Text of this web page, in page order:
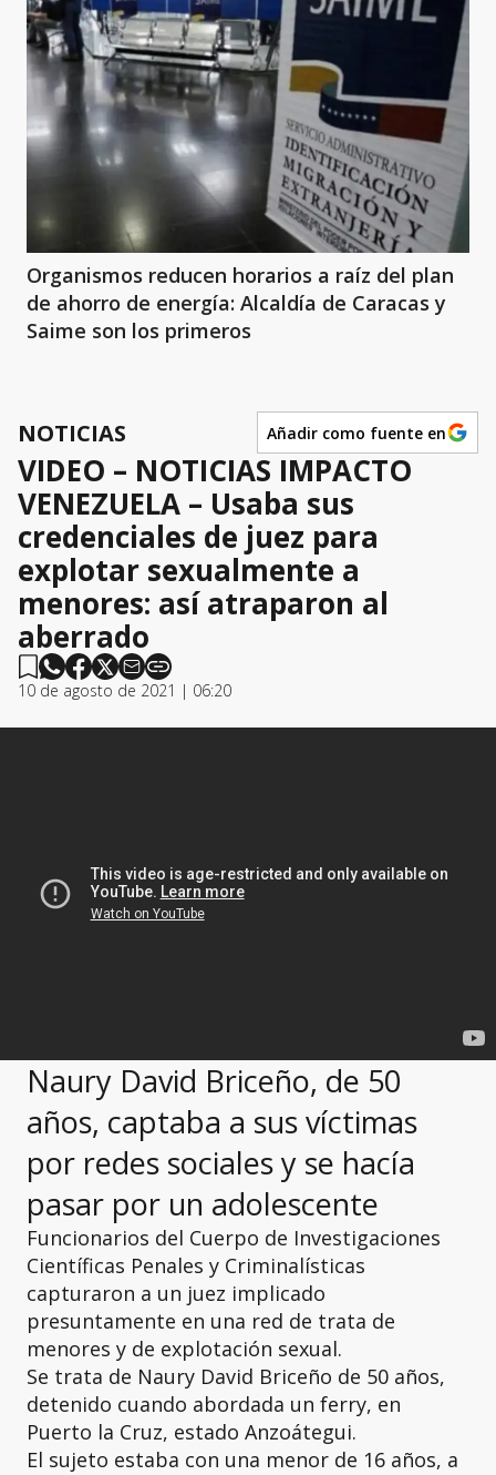
Organismos reducen horarios a raíz del plan
de ahorro de energía: Alcaldía de Caracas y
Saime son los primeros
NOTICIAS Añadir como fuente en
VIDEO – NOTICIAS IMPACTO
VENEZUELA – Usaba sus
credenciales de juez para
explotar sexualmente a
menores: así atraparon al
aberrado
10 de agosto de 2021 | 06:20
Naury David Briceño, de 50
años, captaba a sus víctimas
por redes sociales y se hacía
pasar por un adolescente
Funcionarios del Cuerpo de Investigaciones
Científicas Penales y Criminalísticas
capturaron a un juez implicado
presuntamente en una red de trata de
menores y de explotación sexual.
Se trata de Naury David Briceño de 50 años,
detenido cuando abordada un ferry, en
Puerto la Cruz, estado Anzoátegui.
El sujeto estaba con una menor de 16 años, a